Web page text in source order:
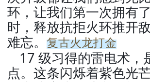
环，让我们第一次拥有
时，释放抗拒火环推开
难忘。 复古火龙打金
17 级习得的雷电术，
点。这条闪烁着紫色光